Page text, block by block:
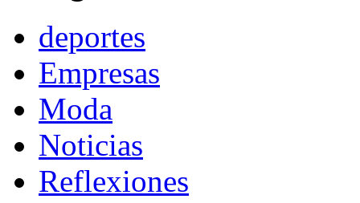
deportes
Empresas
Moda
Noticias
Reflexiones